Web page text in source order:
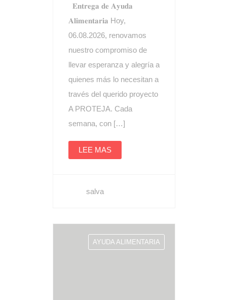
𝐄𝐧𝐭𝐫𝐞𝐠𝐚 𝐝𝐞 𝐀𝐲𝐮𝐝𝐚
𝐀𝐥𝐢𝐦𝐞𝐧𝐭𝐚𝐫𝐢𝐚 Hoy,
06.08.2026, renovamos
nuestro compromiso de
llevar esperanza y alegría a
quienes más lo necesitan a
través del querido proyecto
A PROTEJA. Cada
semana, con […]
LEE MAS
salva
AYUDA ALIMENTARIA